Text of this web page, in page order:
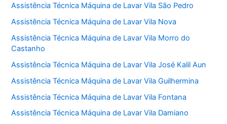
Assistência Técnica Máquina de Lavar Vila São Pedro
Assistência Técnica Máquina de Lavar Vila Nova
Assistência Técnica Máquina de Lavar Vila Morro do
Castanho
Assistência Técnica Máquina de Lavar Vila José Kalil Aun
Assistência Técnica Máquina de Lavar Vila Guilhermina
Assistência Técnica Máquina de Lavar Vila Fontana
Assistência Técnica Máquina de Lavar Vila Damiano